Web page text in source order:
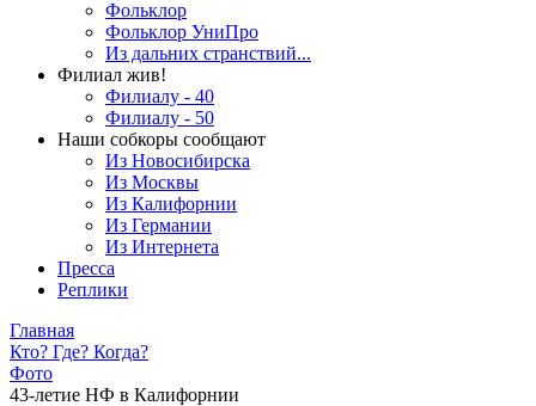
Фольклор
Фольклор УниПро
Из дальних странствий...
Филиал жив!
Филиалу - 40
Филиалу - 50
Наши собкоры сообщают
Из Новосибирска
Из Москвы
Из Калифорнии
Из Германии
Из Интернета
Пресса
Реплики
Главная
Кто? Где? Когда?
Фото
43-летие НФ в Калифорнии